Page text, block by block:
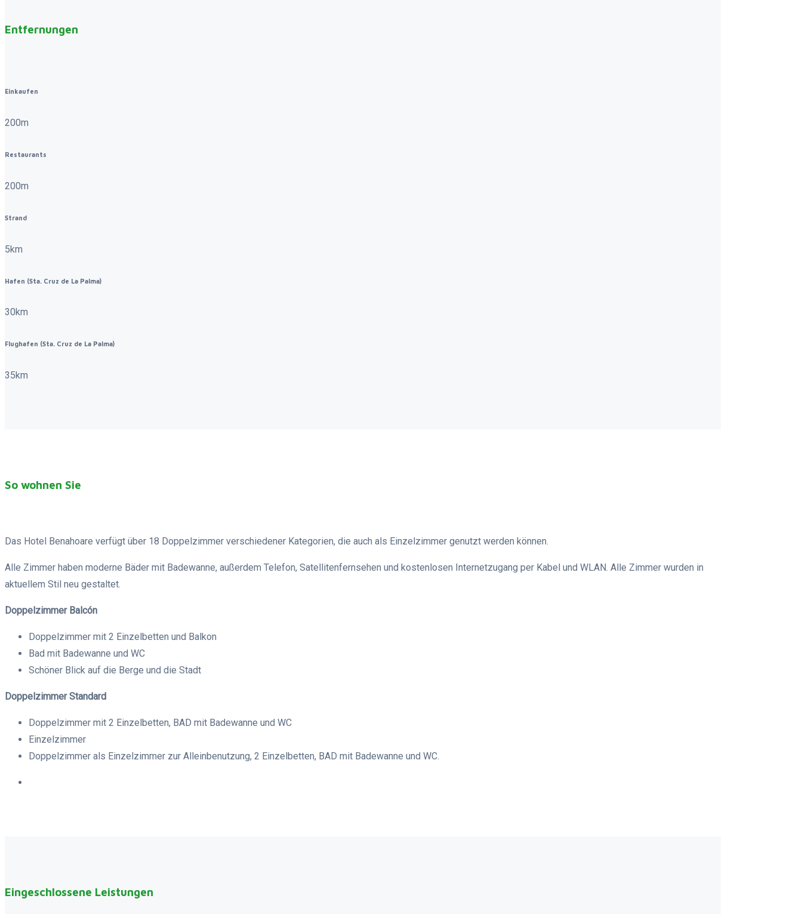
Entfernungen
Einkaufen
200m
Restaurants
200m
Strand
5km
Hafen (Sta. Cruz de La Palma)
30km
Flughafen (Sta. Cruz de La Palma)
35km
So wohnen Sie
Das Hotel Benahoare verfügt über 18 Doppelzimmer verschiedener Kategorien, die auch als Einzelzimmer genutzt werden können.
Alle Zimmer haben moderne Bäder mit Badewanne, außerdem Telefon, Satellitenfernsehen und kostenlosen Internetzugang per Kabel und WLAN. Alle Zimmer wurden in
aktuellem Stil neu gestaltet.
Doppelzimmer Balcón
Doppelzimmer mit 2 Einzelbetten und Balkon
Bad mit Badewanne und WC
Schöner Blick auf die Berge und die Stadt
Doppelzimmer Standard
Doppelzimmer mit 2 Einzelbetten, BAD mit Badewanne und WC
Einzelzimmer
Doppelzimmer als Einzelzimmer zur Alleinbenutzung, 2 Einzelbetten, BAD mit Badewanne und WC.
Eingeschlossene Leistungen